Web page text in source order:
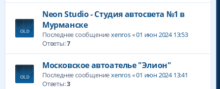
Neon Studio - Студия автосвета №1 в
Мурманске
Последнее сообщениеxenros«01 июн 2024 13:53
Ответы:7
Московское автоателье "Элион"
Последнее сообщениеxenros«01 июн 2024 13:41
Ответы:3